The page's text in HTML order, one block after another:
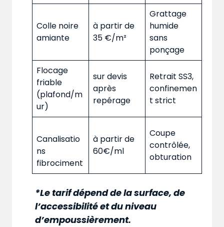
Colle noire
amiante
à partir de
35 €/m²
Grattage
humide
sans
ponçage
Flocage
friable
(plafond/m
ur)
sur devis
après
repérage
Retrait SS3,
confinemen
t strict
Canalisatio
ns
fibrociment
à partir de
60€/ml
Coupe
contrôlée,
obturation
*Le tarif dépend de la surface, de
l’accessibilité et du niveau
d’empoussièrement.